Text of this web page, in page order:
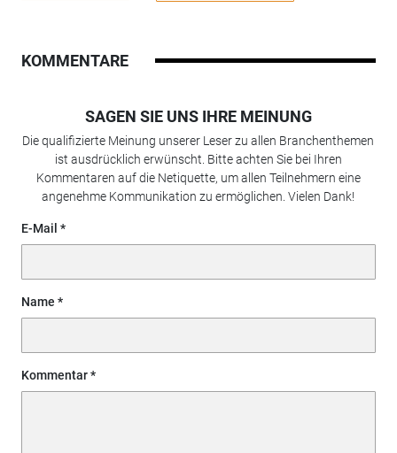
KOMMENTARE
SAGEN SIE UNS IHRE MEINUNG
Die qualifizierte Meinung unserer Leser zu allen Branchenthemen
ist ausdrücklich erwünscht. Bitte achten Sie bei Ihren
Kommentaren auf die Netiquette, um allen Teilnehmern eine
angenehme Kommunikation zu ermöglichen. Vielen Dank!
E-Mail
Name
Kommentar